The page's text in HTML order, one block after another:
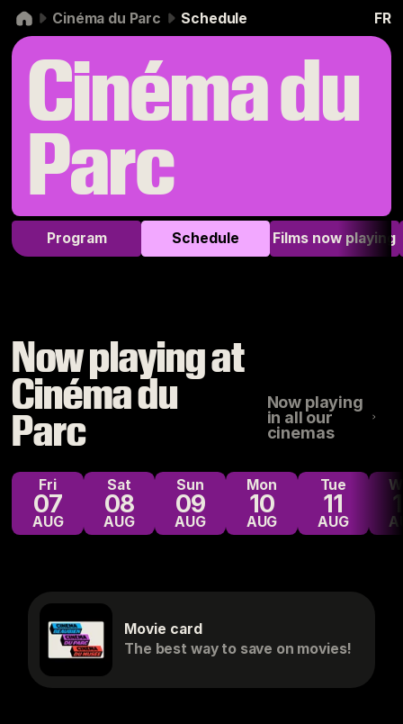
Skip to navigation
Skip to content
Cinéma du Parc Schedule FR
Cinéma du
Parc
Program Schedule Films now playing
Now playing at
Cinéma du
Parc
Now playing
in all our
cinemas
Fri
07
AUG
Sat
08
AUG
Sun
09
AUG
Mon
10
AUG
Tue
11
AUG
Movie card
The best way to save on movies!